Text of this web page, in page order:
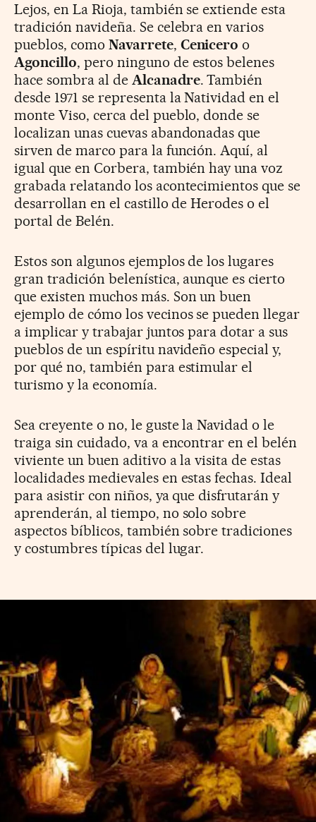
Lejos, en La Rioja, también se extiende esta
tradición navideña. Se celebra en varios
pueblos, como Navarrete, Cenicero o
Agoncillo, pero ninguno de estos belenes
hace sombra al de Alcanadre. También
desde 1971 se representa la Natividad en el
monte Viso, cerca del pueblo, donde se
localizan unas cuevas abandonadas que
sirven de marco para la función. Aquí, al
igual que en Corbera, también hay una voz
grabada relatando los acontecimientos que se
desarrollan en el castillo de Herodes o el
portal de Belén.
Estos son algunos ejemplos de los lugares
gran tradición belenística, aunque es cierto
que existen muchos más. Son un buen
ejemplo de cómo los vecinos se pueden llegar
a implicar y trabajar juntos para dotar a sus
pueblos de un espíritu navideño especial y,
por qué no, también para estimular el
turismo y la economía.
Sea creyente o no, le guste la Navidad o le
traiga sin cuidado, va a encontrar en el belén
viviente un buen aditivo a la visita de estas
localidades medievales en estas fechas. Ideal
para asistir con niños, ya que disfrutarán y
aprenderán, al tiempo, no solo sobre
aspectos bíblicos, también sobre tradiciones
y costumbres típicas del lugar.